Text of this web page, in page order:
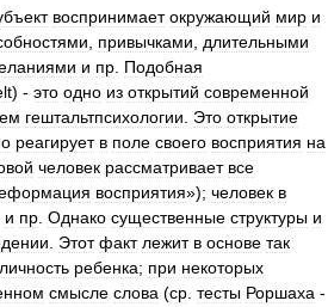
воспринимает окружающий мир и
привычками
длительными
и пр Подобная
) - это одно из открытий современной
гештальтпсихологии Это открытие
реагирует в поле своего восприятия на
человек рассматривает все
восприятия»); человек в
и пр Однако существенные структуры и
Этот факт лежит в основе так
личность ребенка; при некоторых
смысле слова (ср тесты Роршаха -